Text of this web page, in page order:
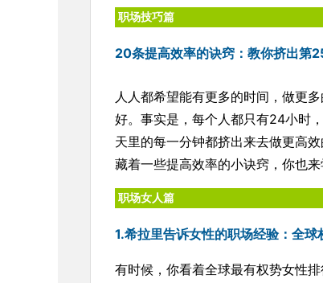
职场技巧篇
20条提高效率的诀窍：教你挤出第
人人都希望能有更多的时间，做更
好。事实是，每个人都只有24小时
天里的每一分钟都挤出来去做更高
藏着一些提高效率的小诀窍，你也来
职场女人篇
1.希拉里告诉女性的职场经验：全
有时候，你看着全球最有权势女性